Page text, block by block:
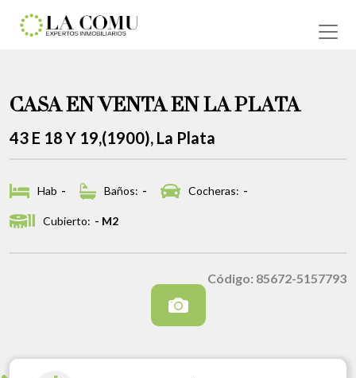
CASA EN VENTA EN LA PLATA
43 E 18 Y 19,(1900), La Plata
Hab - Baños: - Cocheras: -
Cubierto: - M2
Código: 85672-5157793